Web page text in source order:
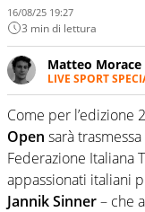
16/08/25 19:27
3 min di lettura
Matteo Morace
LIVE SPORT
La
professionale.
attenzione sul
sono opinioni
Come per l’edizione
Open sarà
Federazione Italiana
appassionati italiani
Jannik Sinner– che